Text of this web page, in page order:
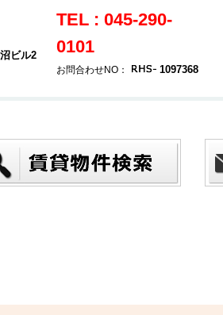
ビル2
TEL : 045-290-
0101
お問合わせNO： 1097368